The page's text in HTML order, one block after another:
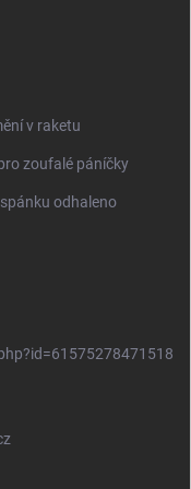
v raketu
zoufalé páníčky
odhaleno